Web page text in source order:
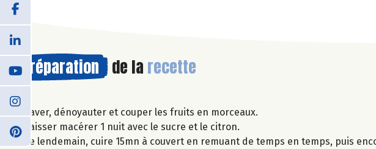
Préparation de la recette
Laver, dénoyauter et couper les fruits en morceaux.
Laisser macérer 1 nuit avec le sucre et le citron.
Le lendemain, cuire 15mn à couvert en remuant de temps en temps, puis